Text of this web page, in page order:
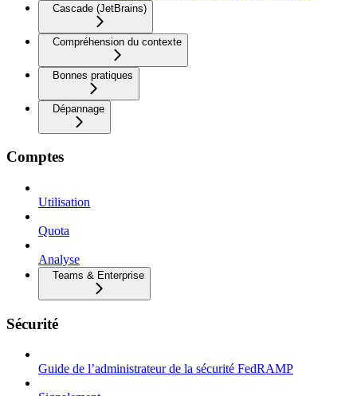
Cascade (JetBrains)
Compréhension du contexte
Bonnes pratiques
Dépannage
Comptes
Utilisation
Quota
Analyse
Teams & Enterprise
Sécurité
Guide de l’administrateur de la sécurité FedRAMP